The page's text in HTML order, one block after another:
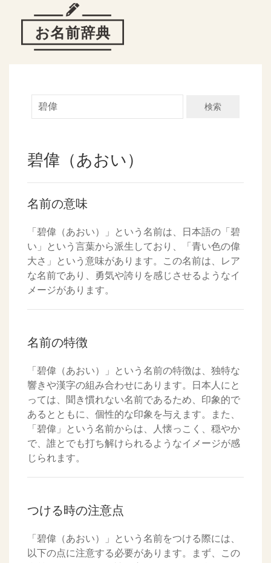
検索
碧偉（あおい）
名前の意味
「碧偉（あおい）」という名前は、日本語の「碧
い」という言葉から派生しており、「青い色の偉
大さ」という意味があります。この名前は、レア
な名前であり、勇気や誇りを感じさせるようなイ
メージがあります。
名前の特徴
「碧偉（あおい）」という名前の特徴は、独特な
響きや漢字の組み合わせにあります。日本人にと
っては、聞き慣れない名前であるため、印象的で
あるとともに、個性的な印象を与えます。また、
「碧偉」という名前からは、人懐っこく、穏やか
で、誰とでも打ち解けられるようなイメージが感
じられます。
つける時の注意点
「碧偉（あおい）」という名前をつける際には、
以下の点に注意する必要があります。まず、この